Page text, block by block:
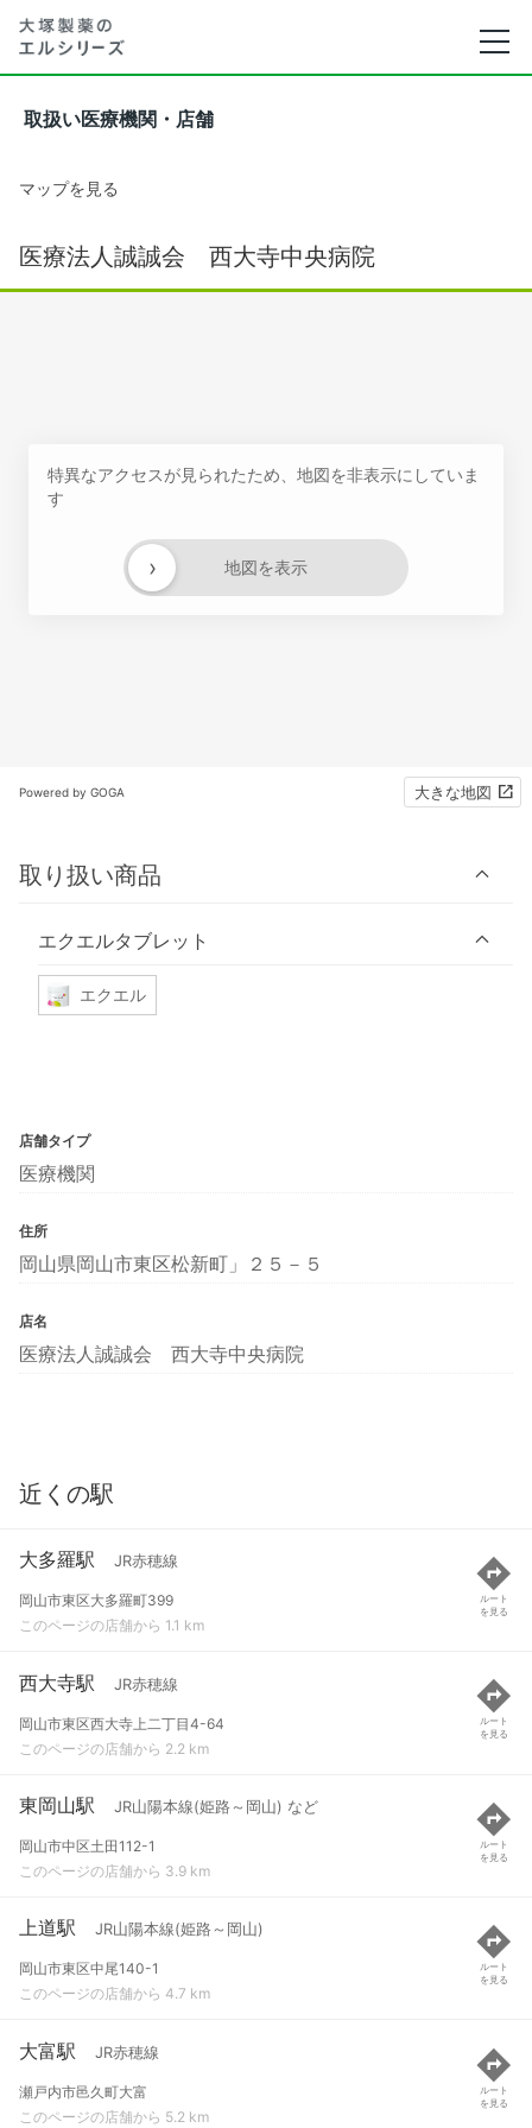
取扱い医療機関・店舗
マップを見る
医療法人誠誠会 西大寺中央病院
特異なアクセスが見られたため、地図を非表示にしていま
す
地図を表示
›
Powered by GOGA 大きな地図
取り扱い商品
エクエルタブレット
エクエル
店舗タイプ
医療機関
住所
岡山県岡山市東区松新町」２５－５
店名
医療法人誠誠会 西大寺中央病院
近くの駅
大多羅駅 JR赤穂線
岡山市東区大多羅町399
このページの店舗から 1.1 km
ルート
を見る
西大寺駅 JR赤穂線
岡山市東区西大寺上二丁目4-64
このページの店舗から 2.2 km
ルート
を見る
東岡山駅 JR山陽本線(姫路～岡山) など
岡山市中区土田112-1
このページの店舗から 3.9 km
ルート
を見る
上道駅 JR山陽本線(姫路～岡山)
岡山市東区中尾140-1
このページの店舗から 4.7 km
ルート
を見る
大富駅 JR赤穂線
瀬戸内市邑久町大富
このページの店舗から 5.2 km
ルート
を見る